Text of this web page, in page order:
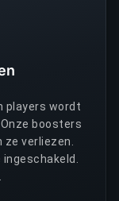
players wordt
boosters
verliezen.